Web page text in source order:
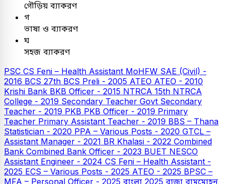
গৌড়িয় ব্যাকরণ
গ
ভাষা ও ব্যাকরণ
ঘ
সহজ ব্যাকরণ
PSC CS Feni – Health Assistant MoHFW SAE (Civil) -
2016 BCS 27th BCS Preli - 2005 ATEO ATEO - 2010
Krishi Bank BKB Officer - 2015 NTRCA 15th NTRCA
College - 2019 Secondary Teacher Govt Secondary
Teacher - 2019 PKB PKB Officer - 2019 Primary
Teacher Primary Assistant Teacher - 2019 BBS – Thana
Statistician - 2020 PPA – Various Posts - 2020 GTCL –
Assistant Manager - 2021 BR Khalasi - 2022 Combined
Bank Combined Bank Officer - 2023 BUET NESCO
Assistant Engineer - 2024 CS Feni – Health Assistant -
2025 ECS – Various Posts - 2025 ATEO - 2025 BPSC –
MFA – Personal Officer - 2025 বাংলা 2025 রাজা রামমোহন